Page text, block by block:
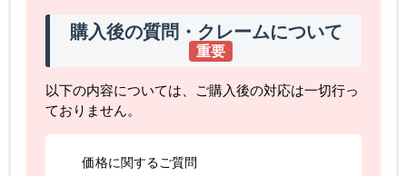
購入後の質問・クレームについて
重要
以下の内容については、ご購入後の対応は一切行っ
ておりません。
価格に関するご質問